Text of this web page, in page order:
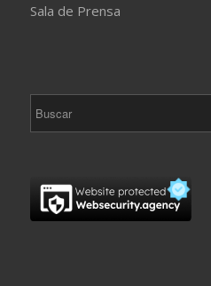
Sala de Prensa